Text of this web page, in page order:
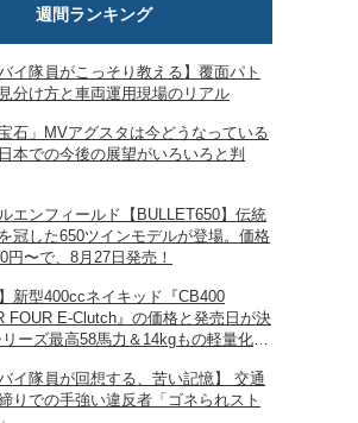
週間ランキング
バイ隊員がこっそり教える】覆面パト
分け方と車両運用現場のリアル
宝石」MVアグスタは今どうなっている
での今後の展望がいろいろと判
エンフィールド【BULLET650】伝統
冠した650ツインモデルが登場。価格
円〜で、8月27日発売！
】新型400ccネイキッド『CB400
FOUR E-Clutch』の価格と発売日が決
ーズ最高58馬力＆14kgもの軽量化!?
新車ニュース】
バイ隊員が回想する、苦い記憶】 交通
りでの手強い違反者「ゴネられスト